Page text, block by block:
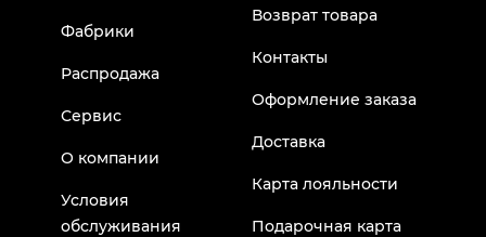
Фабрики
Распродажа
Сервис
О компании
Условия
обслуживания
Возврат товара
Контакты
Оформление заказа
Доставка
Карта лояльности
Подарочная карта